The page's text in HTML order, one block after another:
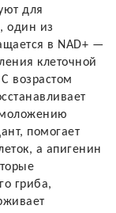
для
один из
в NAD+ —
клеточной
возрастом
помогает
а апигенин
гриба,